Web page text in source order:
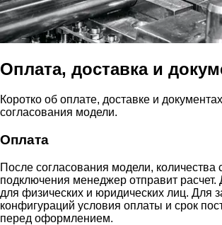
Оплата, доставка и
Коротко об оплате, доставке и
согласования модели.
Оплата
После согласования модели, количества
подключения менеджер отправит расчет.
для физических и юридических лиц. Для
конфигураций условия оплаты и срок
перед оформлением.